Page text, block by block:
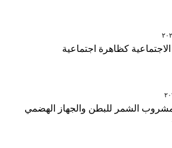
كظاهرة اجتماعية
مشروب الشمر للبطن والجهاز الهضمي